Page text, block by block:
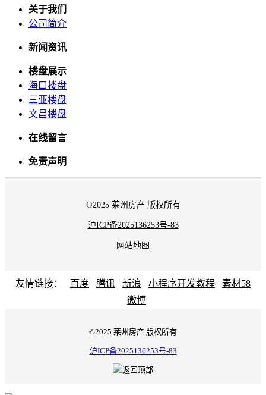
关于我们
公司简介
新闻资讯
楼盘展示
海口楼盘
三亚楼盘
文昌楼盘
在线留言
免责声明
©2025 莱州房产 版权所有
沪ICP备2025136253号-83
网站地图
友情链接： 百度 腾讯 新浪 小程序开发教程
素材58
微博
©2025 莱州房产 版权所有
沪ICP备2025136253号-83